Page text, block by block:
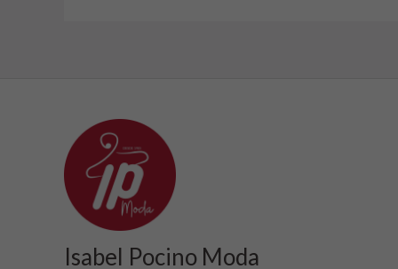
Isabel Pocino Moda